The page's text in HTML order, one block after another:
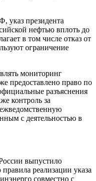
указ президента
нефтью вплоть до
в том числе отказ от
ограничение
мониторинг
предоставлено право по
разъяснения
контроль за
с деятельностью в
выпустило
реализации указа
совместно с